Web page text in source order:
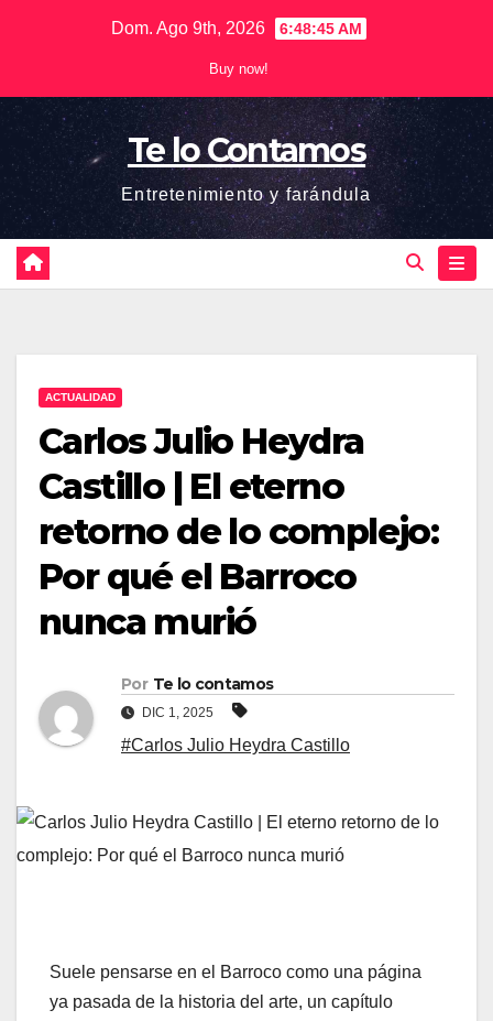
Dom. Ago 9th, 2026 6:48:46 AM
Buy now!
Te lo Contamos
Entretenimiento y farándula
ACTUALIDAD
Carlos Julio Heydra
Castillo | El eterno
retorno de lo complejo:
Por qué el Barroco
nunca murió
Por Te lo contamos
DIC 1, 2025
#Carlos Julio Heydra Castillo
Suele pensarse en el Barroco como una página
ya pasada de la historia del arte, un capítulo